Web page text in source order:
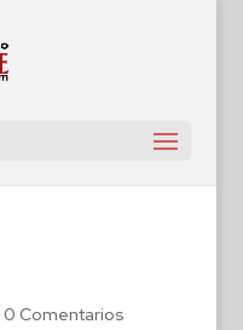
0 Comentarios